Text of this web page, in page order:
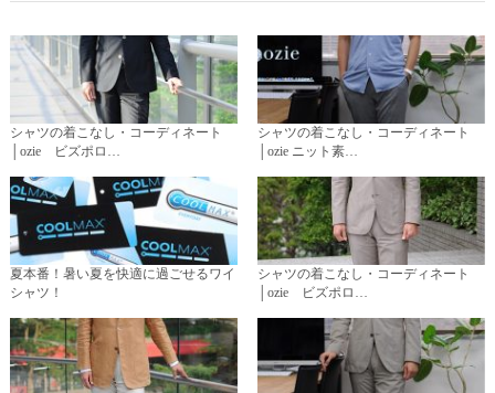
シャツの着こなし・コーディネート
│ozie ビズポロ…
シャツの着こなし・コーディネート
│ozie ニット素…
夏本番！暑い夏を快適に過ごせるワイ
シャツ！
シャツの着こなし・コーディネート
│ozie ビズポロ…